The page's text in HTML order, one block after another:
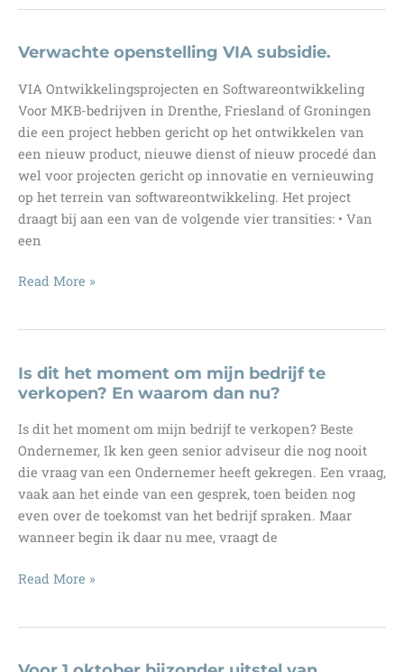
Verwachte openstelling VIA subsidie.
VIA Ontwikkelingsprojecten en Softwareontwikkeling
Voor MKB-bedrijven in Drenthe, Friesland of Groningen
die een project hebben gericht op het ontwikkelen van
een nieuw product, nieuwe dienst of nieuw procedé dan
wel voor projecten gericht op innovatie en vernieuwing
op het terrein van softwareontwikkeling. Het project
draagt bij aan een van de volgende vier transities: • Van
een
Verwachte
Read More »
Is dit het moment om mijn bedrijf te
verkopen? En waarom dan nu?
Is dit het moment om mijn bedrijf te verkopen? Beste
Ondernemer, Ik ken geen senior adviseur die nog nooit
die vraag van een Ondernemer heeft gekregen. Een vraag,
vaak aan het einde van een gesprek, toen beiden nog
even over de toekomst van het bedrijf spraken. Maar
wanneer begin ik daar nu mee, vraagt de
Is
om
Read More »